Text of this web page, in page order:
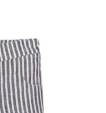
26,50€.